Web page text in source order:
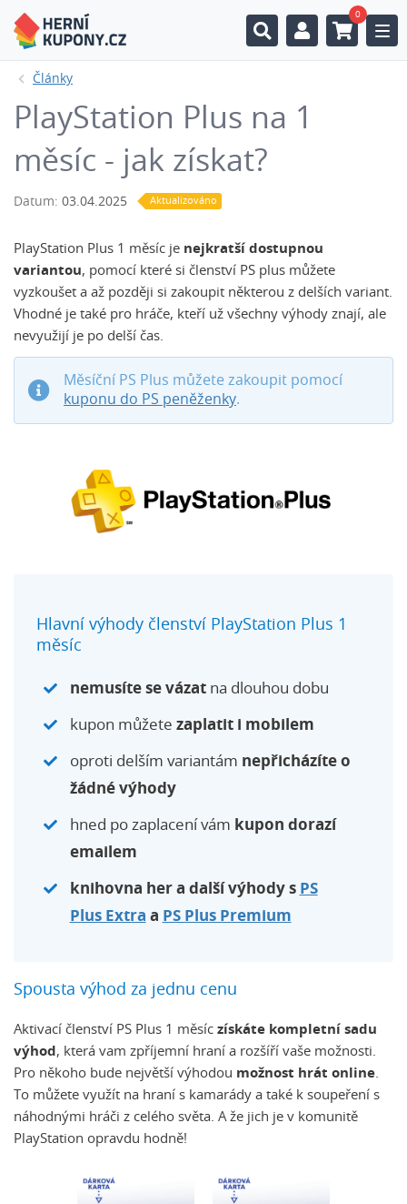
0
Články
PlayStation Plus na 1
měsíc - jak získat?
Datum: 03.04.2025 Aktualizováno
PlayStation Plus 1 měsíc je nejkratší dostupnou
variantou, pomocí které si členství PS plus můžete
vyzkoušet a až později si zakoupit některou z delších variant.
Vhodné je také pro hráče, kteří už všechny výhody znají, ale
nevyužijí je po delší čas.
Měsíční PS Plus můžete zakoupit pomocí
kuponu do PS peněženky.
Hlavní výhody členství PlayStation Plus 1
měsíc
nemusíte se vázatna dlouhou dobu
kupon můžete zaplatit i mobilem
oproti delším variantám nepřicházíte o
žádné výhody
hned po zaplacení vám kupon dorazí
emailem
knihovna her a další výhody s PS
Plus Extra a PS Plus Premium
Spousta výhod za jednu cenu
Aktivací členství PS Plus 1 měsíc získáte kompletní sadu
výhod , která vam zpříjemní hraní a rozšíří vaše možnosti.
Pro někoho bude největší výhodou možnost hrát online
To můžete využít na hraní s kamarády a také k soupeření s
náhodnými hráči z celého světa. A že jich je v komunitě
PlayStation opravdu hodně!